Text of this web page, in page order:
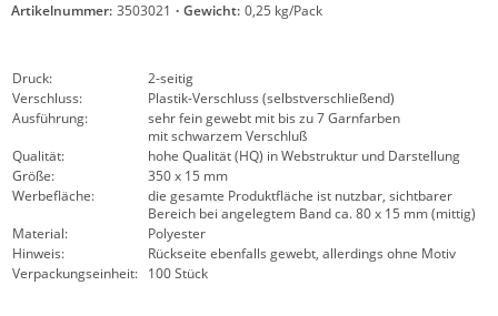
Artikelnummer: 3503021 · Gewicht: 0,25 kg/Pack
Druck:
2-seitig
Verschluss:
Plastik-Verschluss (selbstverschließend)
Ausführung:
sehr fein gewebt mit bis zu 7 Garnfarben
mit schwarzem Verschluß
Qualität:
hohe Qualität (HQ) in Webstruktur und Darstellung
Größe:
350 x 15 mm
Werbefläche:
die gesamte Produktfläche ist nutzbar, sichtbarer
Bereich bei angelegtem Band ca. 80 x 15 mm (mittig)
Material:
Polyester
Hinweis:
Rückseite ebenfalls gewebt, allerdings ohne Motiv
Verpackungseinheit: 100 Stück